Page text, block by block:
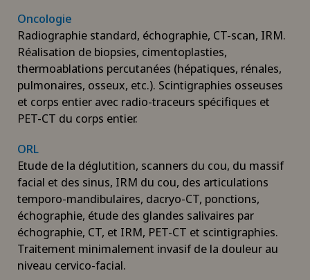
Oncologie
Radiographie standard, échographie, CT-scan, IRM.
Réalisation de biopsies, cimentoplasties,
thermoablations percutanées (hépatiques, rénales,
pulmonaires, osseux, etc.). Scintigraphies osseuses
et corps entier avec radio-traceurs spécifiques et
PET-CT du corps entier.
ORL
Etude de la déglutition, scanners du cou, du massif
facial et des sinus, IRM du cou, des articulations
temporo-mandibulaires, dacryo-CT, ponctions,
échographie, étude des glandes salivaires par
échographie, CT, et IRM, PET-CT et scintigraphies.
Traitement minimalement invasif de la douleur au
niveau cervico-facial.